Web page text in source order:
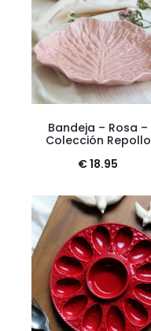
Bandeja – Rosa –
Colección Repollo
€18.95